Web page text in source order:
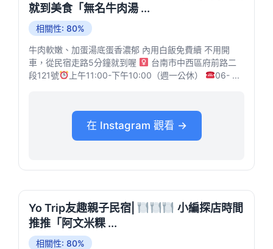
就到美食「無名牛肉湯 ...
相關性: 80%
牛肉軟嫩、加蛋湯底蛋香濃郁 內用白飯免費續 不用開
車，從民宿走路5分鐘就到喔 ‍
台南市中西區府前路二
段121號
上午11:00-下午10:00（週一公休） 06- ...
在 Instagram 觀看 →
Yo Trip友趣親子民宿|
小編探店時間
推推「阿文米粿 ...
相關性: 80%